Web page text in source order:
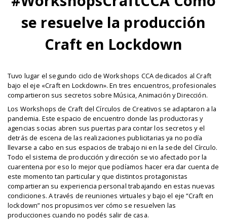
se resuelve la producción
Craft en Lockdown
Tuvo lugar el segundo ciclo de Workshops CCA dedicados al Craft
bajo el eje «Craft en Lockdown». En tres encuentros, profesionales
compartieron sus secretos sobre Música, Animación y Dirección.
Los Workshops de Craft del Círculos de Creativos se adaptaron a la
pandemia. Este espacio de encuentro donde las productoras y
agencias socias abren sus puertas para contar los secretos y el
detrás de escena de las realizaciones publicitarias ya no podía
llevarse a cabo en sus espacios de trabajo ni en la sede del Círculo.
Todo el sistema de producción y dirección se vio afectado por la
cuarentena por eso lo mejor que podíamos hacer era dar cuenta de
este momento tan particular y que distintos protagonistas
compartieran su experiencia personal trabajando en estas nuevas
condiciones. A través de reuniones virtuales y bajo el eje “Craft en
lockdown” nos propusimos ver cómo se resuelven las
producciones cuando no podés salir de casa.